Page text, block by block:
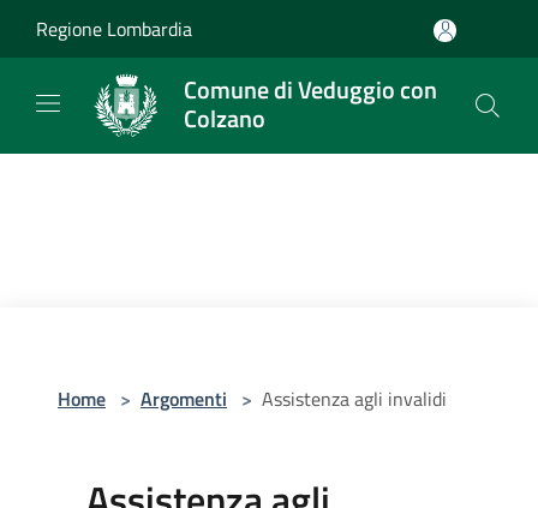
Regione Lombardia
Comune di Veduggio con
Colzano
Home > Argomenti > Assistenza agli invalidi